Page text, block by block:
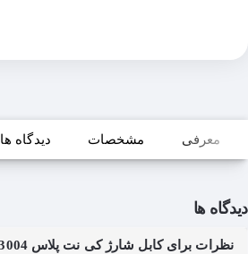
معرفی مشخصات دیدگاه ها
دیدگاه ها
نظرات برای کابل شارژ کی نت پلاس CABLE MICRO USB KNET PLUS KP-C3004 طول 1.2 متر